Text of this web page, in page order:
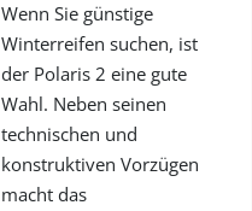
Wenn Sie günstige
Winterreifen suchen, ist
der Polaris 2 eine gute
Wahl. Neben seinen
technischen und
konstruktiven Vorzügen
macht das